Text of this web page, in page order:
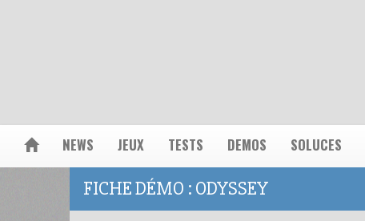
NEWS JEUX TESTS DEMOS SOLUCES
FICHE DÉMO : ODYSSEY